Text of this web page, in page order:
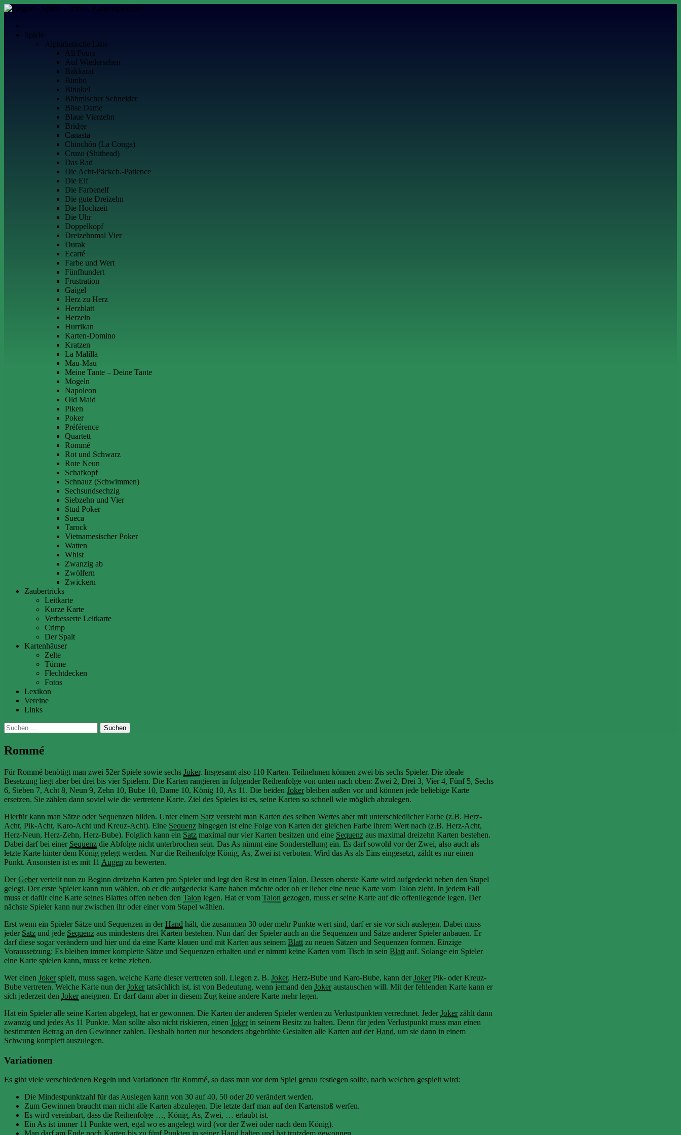
Skip
content
Kartenspiele.net
Alles über Kartenspiele
Spiele
Alphabetische Liste
All Fours
Auf Wiedersehen
Bakkarat
Bimbo
Binokel
Böhmischer Schneider
Böse Dame
Blaue Vierzehn
Bridge
Canasta
Chinchón (La Conga)
Cruzo (Shithead)
Das Rad
Die Acht-Päckch.-Patience
Die Elf
Die Farbenelf
Die gute Dreizehn
Die Hochzeit
Die Uhr
Doppelkopf
Dreizehnmal Vier
Durak
Ecarté
Farbe und Wert
Fünfhundert
Frustration
Gaigel
Herz zu Herz
Herzblatt
Herzeln
Hurrikan
Karten-Domino
Kratzen
La Malilla
Mau-Mau
Meine Tante – Deine Tante
Mogeln
Napoleon
Old Maid
Piken
Poker
Préférence
Quartett
Rommé
Rot und Schwarz
Rote Neun
Schafkopf
Schnauz (Schwimmen)
Sechsundsechzig
Siebzehn und Vier
Stud Poker
Sueca
Tarock
Vietnamesischer Poker
Watten
Whist
Zwanzig ab
Zwölfern
Zwickern
Zaubertricks
Leitkarte
Kurze Karte
Verbesserte Leitkarte
Crimp
Der Spalt
Kartenhäuser
Zelte
Türme
Flechtdecken
Fotos
Lexikon
Vereine
Links
Suchen
nach:
Rommé
Für Rommé benötigt man zwei 52er Spiele sowie sechs Joker. Insgesamt also 110 Karten. Teilnehmen können zwei bis sechs Spieler. Die ideale
Besetzung liegt aber bei drei bis vier Spielern. Die Karten rangieren in folgender Reihenfolge von unten nach oben: Zwei 2, Drei 3, Vier 4, Fünf 5, Sechs
6, Sieben 7, Acht 8, Neun 9, Zehn 10, Bube 10, Dame 10, König 10, As 11. Die beiden Jokerbleiben außen vor und können jede beliebige Karte
ersetzen. Sie zählen dann soviel wie die vertretene Karte. Ziel des Spieles ist es, seine Karten so schnell wie möglich abzulegen.
Hierfür kann man Sätze oder Sequenzen bilden. Unter einem Satz versteht man Karten des selben Wertes aber mit unterschiedlicher Farbe (z.B. Herz-
Acht, Pik-Acht, Karo-Acht und Kreuz-Acht). Eine Sequenz hingegen ist eine Folge von Karten der gleichen Farbe ihrem Wert nach (z.B. Herz-Acht,
Herz-Neun, Herz-Zehn, Herz-Bube). Folglich kann ein Satz maximal nur vier Karten besitzen und eine Sequenz aus maximal dreizehn Karten bestehen.
Dabei darf bei einer Sequenz die Abfolge nicht unterbrochen sein. Das As nimmt eine Sonderstellung ein. Es darf sowohl vor der Zwei, also auch als
letzte Karte hinter dem König gelegt werden. Nur die Reihenfolge König, As, Zwei ist verboten. Wird das As als Eins eingesetzt, zählt es nur einen
Punkt. Ansonsten ist es mit 11 Augen zu bewerten.
DerGeberverteilt nun zu Beginn dreizehn Karten pro Spieler und legt den Rest in einen Talon. Dessen oberste Karte wird aufgedeckt neben den Stapel
gelegt. Der erste Spieler kann nun wählen, ob er die aufgedeckt Karte haben möchte oder ob er lieber eine neue Karte vom Talon zieht. In jedem Fall
muss er dafür eine Karte seines Blattes offen neben den Talon legen. Hat er vom Talon gezogen, muss er seine Karte auf die offenliegende legen. Der
nächste Spieler kann nur zwischen ihr oder einer vom Stapel wählen.
Erst wenn ein Spieler Sätze und Sequenzen in derHand hält, die zusammen 30 oder mehr Punkte wert sind, darf er sie vor sich auslegen. Dabei muss
jeder Satz und jede Sequenz aus mindestens drei Karten bestehen. Nun darf der Spieler auch an die Sequenzen und Sätze anderer Spieler anbauen. Er
darf diese sogar verändern und hier und da eine Karte klauen und mit Karten aus seinem Blatt zu neuen Sätzen und Sequenzen formen. Einzige
Voraussetzung: Es bleiben immer komplette Sätze und Sequenzen erhalten und er nimmt keine Karten vom Tisch in sein Blatt auf. Solange ein Spieler
eine Karte spielen kann, muss er keine ziehen.
Wer einen Jokerspielt, muss sagen, welche Karte dieser vertreten soll. Liegen z. B. Joker, Herz-Bube und Karo-Bube, kann derJokerPik- oder Kreuz-
Bube vertreten. Welche Karte nun derJokertatsächlich ist, ist von Bedeutung, wenn jemand den Jokeraustauschen will. Mit der fehlenden Karte kann er
sich jederzeit den Jokeraneignen. Er darf dann aber in diesem Zug keine andere Karte mehr legen.
Hat ein Spieler alle seine Karten abgelegt, hat er gewonnen. Die Karten der anderen Spieler werden zu Verlustpunkten verrechnet. JederJokerzählt dann
zwanzig und jedes As 11 Punkte. Man sollte also nicht riskieren, einen Jokerin seinem Besitz zu halten. Denn für jeden Verlustpunkt muss man einen
bestimmten Betrag an den Gewinner zahlen. Deshalb horten nur besonders abgebrühte Gestalten alle Karten auf derHand, um sie dann in einem
Schwung komplett auszulegen.
Variationen
Es gibt viele verschiedenen Regeln und Variationen für Rommé, so dass man vor dem Spiel genau festlegen sollte, nach welchen gespielt wird:
Die Mindestpunktzahl für das Auslegen kann von 30 auf 40, 50 oder 20 verändert werden.
Zum Gewinnen braucht man nicht alle Karten abzulegen. Die letzte darf man auf den Kartenstoß werfen.
Es wird vereinbart, dass die Reihenfolge …, König, As, Zwei, … erlaubt ist.
Ein As ist immer 11 Punkte wert, egal wo es angelegt wird (vor der Zwei oder nach dem König).